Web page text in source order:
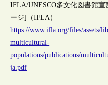
IFLA/UNESCO多文化図書館
ージ]（IFLA）
https://www.ifla.org/files/assets/
multicultural-
populations/publications/
ja.pdf